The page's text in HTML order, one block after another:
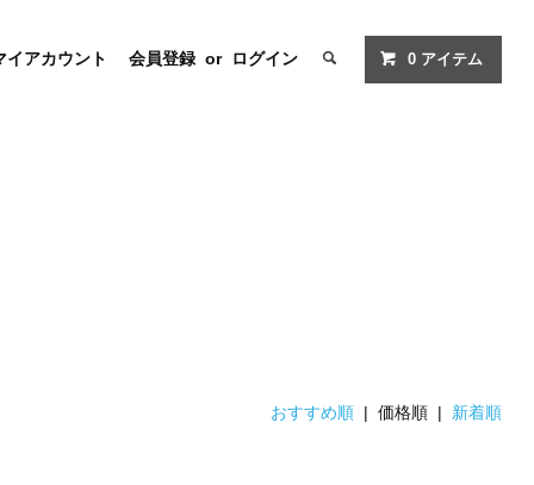
イアカウント 会員登録 or ログイン 0 アイテム
おすすめ順 | 価格順 | 新着順